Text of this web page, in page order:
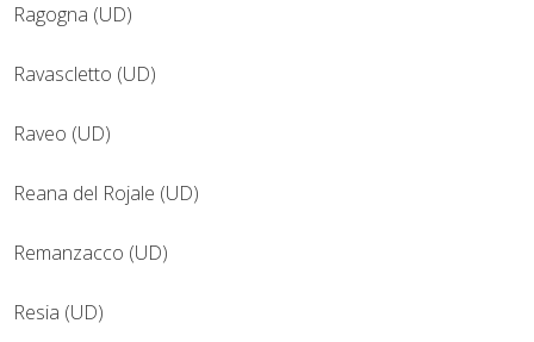
Ragogna (UD)
Ravascletto (UD)
Raveo (UD)
Reana del Rojale (UD)
Remanzacco (UD)
Resia (UD)